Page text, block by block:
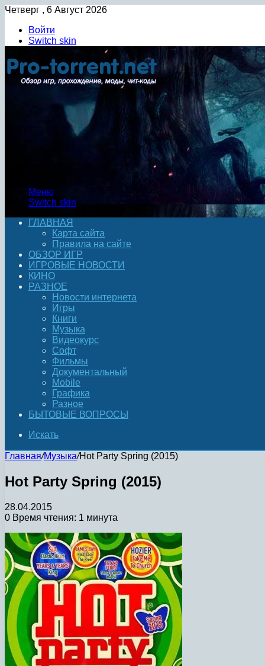
Четверг , 6 Август 2026
Войти
Switch skin
Меню
Switch skin
ГЛАВНАЯ
Карта сайта
Правила на сайте
ОБЗОР ИГР
ИГРОВЫЕ НОВОСТИ
КИНО
РАЗНОЕ
Новости интернета
Игры
Книги
Музыка
Видеокурс
Софт
Фильмы
Документальный
Mobile
Графика
Разное
БЫТОВЫЕ ВОПРОСЫ
Искать
Главная/Музыка/Hot Party Spring (2015)
Hot Party Spring (2015)
28.04.2015
0 Время чтения: 1 минута